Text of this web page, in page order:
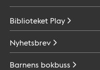
Biblioteket Play
Nyhetsbrev
Barnens bokbuss